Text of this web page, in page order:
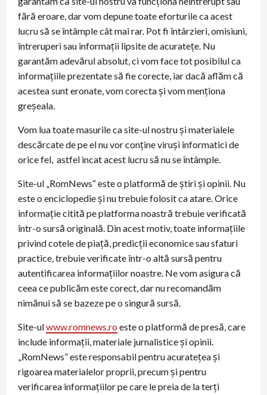
fără eroare, dar vom depune toate eforturile ca acest
lucru să se întâmple cât mai rar. Pot fi întârzieri, omisiuni,
întreruperi sau informaţii lipsite de acurateţe. Nu
garantăm adevărul absolut, ci vom face tot posibilul ca
informaţiile prezentate să fie corecte, iar dacă aflăm că
acestea sunt eronate, vom corecta şi vom menţiona
greşeala.
Vom lua toate masurile ca site-ul nostru şi materialele
descărcate de pe el nu vor conţine viruşi informatici de
orice fel, astfel incat acest lucru să nu se întâmple.
Site-ul „RomNews“ este o platformă de ştiri şi opinii. Nu
este o enciclopedie şi nu trebuie folosit ca atare. Orice
informaţie citită pe platforma noastră trebuie verificată
într-o sursă originală. Din acest motiv, toate informaţiile
privind cotele de piaţă, predicţii economice sau sfaturi
practice, trebuie verificate într-o altă sursă pentru
autentificarea informaţiilor noastre. Ne vom asigura că
ceea ce publicăm este corect, dar nu recomandăm
nimănui să se bazeze pe o singură sursă.
Site-ulwww.romnews.ro este o platformă de presă, care
include informații, materiale jurnalistice și opinii.
„RomNews” este responsabil pentru acuratețea și
rigoarea materialelor proprii, precum și pentru
verificarea informațiilor pe care le preia de la terți